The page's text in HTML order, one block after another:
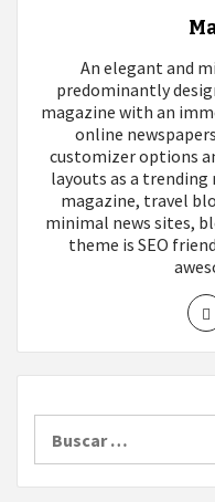
An elegant and
predominantly
magazine with an
online
customizer options
layouts as a
magazine, travel
minimal news sites,
theme is SEO